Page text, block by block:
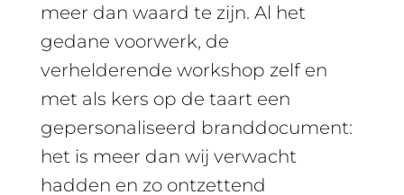
meer dan waard te zijn. Al het
gedane voorwerk, de
verhelderende workshop zelf en
met als kers op de taart een
gepersonaliseerd branddocument:
het is meer dan wij verwacht
hadden en zo ontzettend